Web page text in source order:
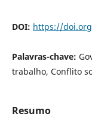
DOI: https://
Palavras-chave:
trabalho, Conflito
Resumo